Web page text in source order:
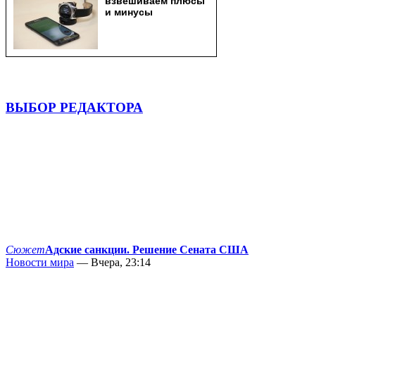
ВЫБОР РЕДАКТОРА
СюжетАдские санкции. Решение Сената США
Новости мира — Вчера, 23:14